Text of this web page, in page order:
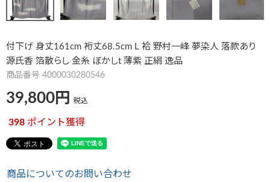
付下げ 身丈161cm 裄丈68.5cm L 袷 野村一峰 夢染人 落款あり
源氏香 箔散らし 金糸 ぼかしt 薄紫 正絹 逸品
商品番号 4000030280546
39,800 税込
398 ポイント獲得
商品についてのお問い合わせ